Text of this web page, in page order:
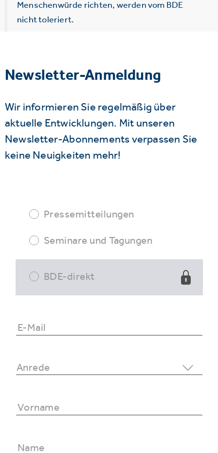
Menschenwürde richten, werden vom BDE
nicht toleriert.
Newsletter-Anmeldung
Wir informieren Sie regelmäßig über
aktuelle Entwicklungen. Mit unseren
Newsletter-Abonnements verpassen Sie
keine Neuigkeiten mehr!
Pressemitteilungen
Seminare und Tagungen
BDE-direkt